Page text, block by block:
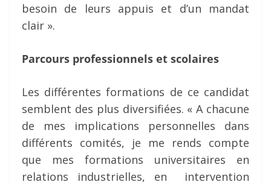
besoin de leurs appuis et d’un mandat
clair ».
Parcours professionnels et scolaires
Les différentes formations de ce candidat
semblent des plus diversifiées. « A chacune
de mes implications personnelles dans
différents comités, je me rends compte
que mes formations universitaires en
relations industrielles, en intervention